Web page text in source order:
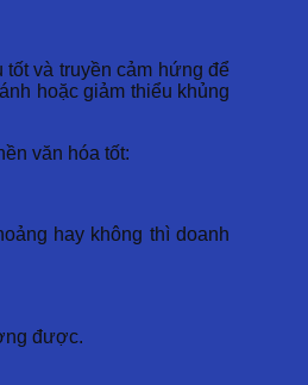
tốt và truyền cảm hứng để
hoặc giảm thiểu khủng
văn hóa tốt:
hay không thì doanh
được.